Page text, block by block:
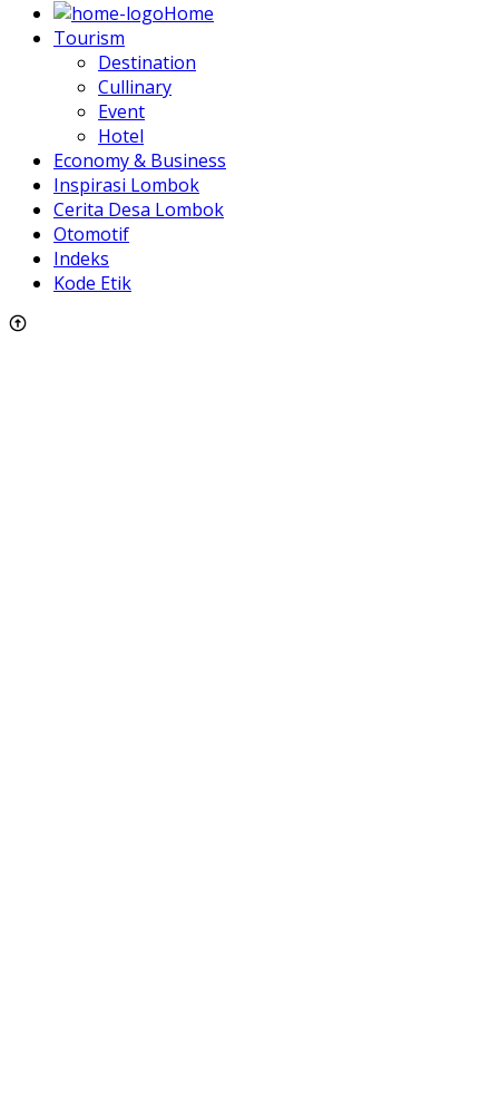
Home
Tourism
Destination
Cullinary
Event
Hotel
Economy & Business
Inspirasi Lombok
Cerita Desa Lombok
Otomotif
Indeks
Kode Etik